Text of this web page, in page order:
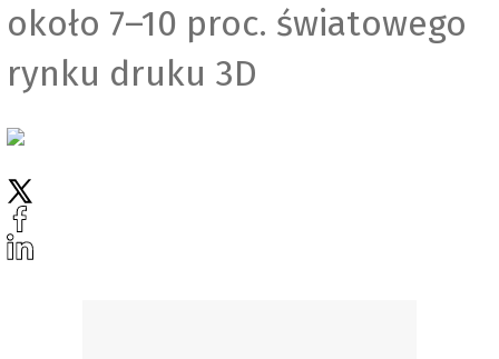
około 7–10 proc. światowego
rynku druku 3D